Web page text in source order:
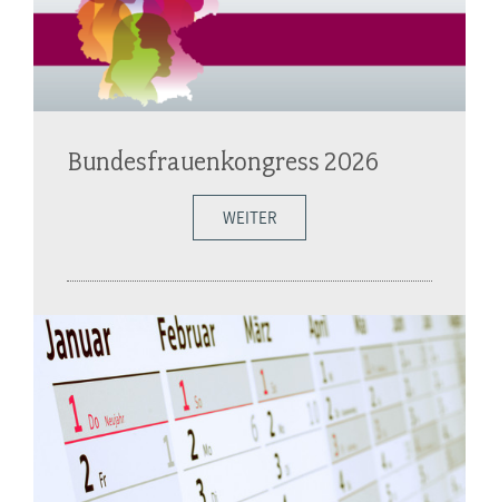
Bundesfrauenkongress 2026
WEITER